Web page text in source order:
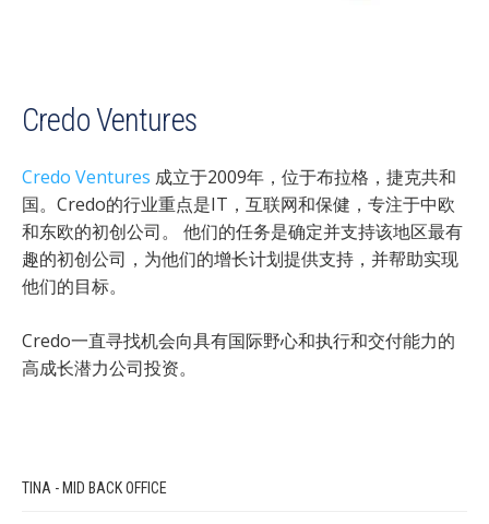
Credo Ventures
Credo Ventures 成立于2009年，位于布拉格，捷克共和
国。Credo的行业重点是IT，互联网和保健，专注于中欧
和东欧的初创公司。 他们的任务是确定并支持该地区最有
趣的初创公司，为他们的增长计划提供支持，并帮助实现
他们的目标。
Credo一直寻找机会向具有国际野心和执行和交付能力的
高成长潜力公司投资。
TINA - MID BACK OFFICE